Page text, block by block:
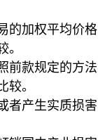
的加权平均价格
前款规定的方法
。
产生实质损害